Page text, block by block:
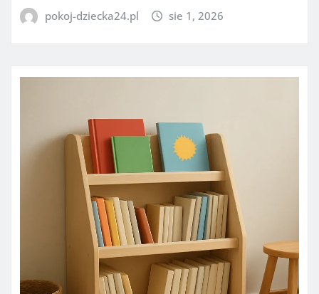
pokoj-dziecka24.pl sie 1, 2026